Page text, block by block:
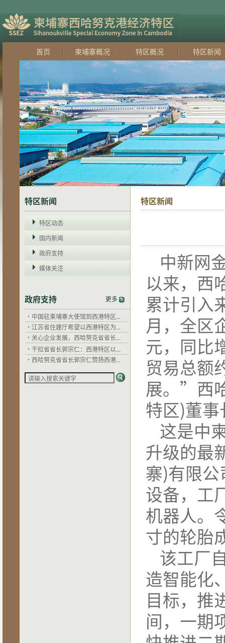
首页 柬埔寨概况 特区概况 特区新闻
特区新闻
特区动态
国内新闻
政府支持
媒体关注
政府支持 更多
干拉省省长郭宗仁：西港特区以...
·江苏省商务厅外经处调研西港特...
·中国驻柬埔寨大使馆到西港特区...
· 江苏省住建厅希望以西港特区为...
· 关心企业发展，西哈努克省省长...
· 干拉省省长郭宗仁：西港特区以...
· 西哈努克省省长郭宗仁赞扬西港...
· 柬埔寨劳工与职业培训部部长毅...
·江苏省商务厅外经处调研西港特...
·中国驻柬埔寨大使馆到西港特区...
特区新闻
中新网
以来，西
累计引入
月，全区
元，同比
贸易总额
展。”西
特区)董
这是中
升级的最
寨)有限
设备，工
机器人。
寸的轮胎
该工厂
造智能化
目标，推
间，一期